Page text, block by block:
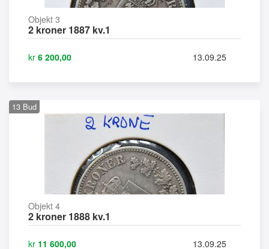
Objekt 3
2 kroner 1887 kv.1
kr 6 200,00 13.09.25
13 Bud
Objekt 4
2 kroner 1888 kv.1
kr 11 600,00 13.09.25